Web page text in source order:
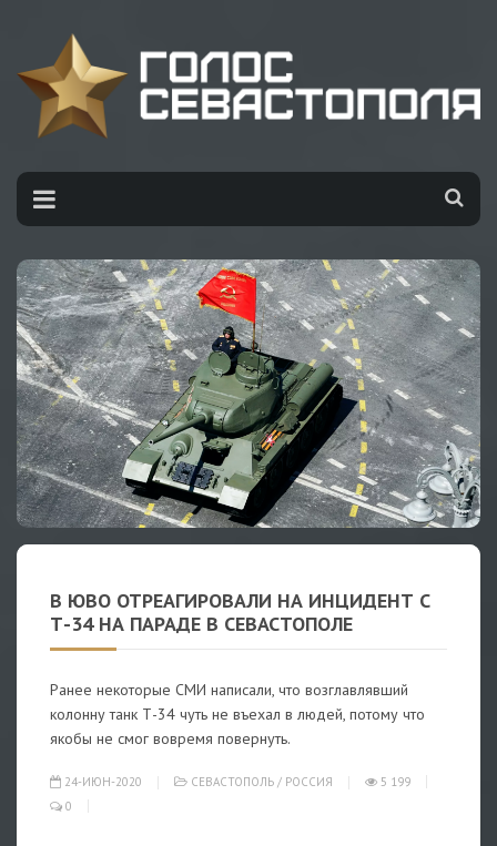
В ЮВО ОТРЕАГИРОВАЛИ НА ИНЦИДЕНТ С
Т-34 НА ПАРАДЕ В СЕВАСТОПОЛЕ
Ранее некоторые СМИ написали, что возглавлявший
колонну танк Т-34 чуть не въехал в людей, потому что
якобы не смог вовремя повернуть.
24-ИЮН-2020 СЕВАСТОПОЛЬ / РОССИЯ
5 199
0